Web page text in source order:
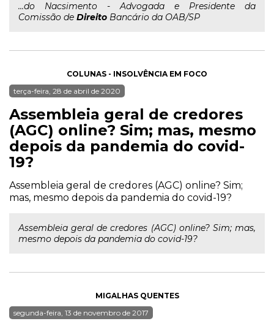
...do Nacsimento - Advogada e Presidente da
Comissão de Direito Bancário da OAB/SP
COLUNAS - INSOLVÊNCIA EM FOCO
terça-feira, 28 de abril de 2020
Assembleia geral de credores
(AGC) online? Sim; mas, mesmo
depois da pandemia do covid-
19?
Assembleia geral de credores (AGC) online? Sim;
mas, mesmo depois da pandemia do covid-19?
Assembleia geral de credores (AGC) online? Sim; mas,
mesmo depois da pandemia do covid-19?
MIGALHAS QUENTES
segunda-feira, 13 de novembro de 2017